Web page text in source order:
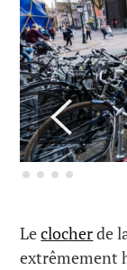
Leclocherde
extrêmement